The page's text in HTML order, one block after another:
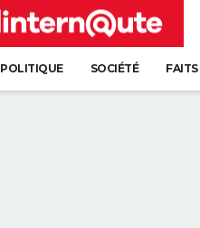
POLITIQUE SOCIÉTÉ FAITS